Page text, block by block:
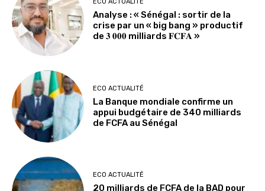
ECO ACTUALITÉ
Analyse : « Sénégal : sortir de la
crise par un « big bang » productif
de 𝟑 𝟎𝟎𝟎 milliards 𝐅𝐂𝐅𝐀 »
ECO ACTUALITÉ
La Banque mondiale confirme un
appui budgétaire de 340 milliards
de FCFA au Sénégal
ECO ACTUALITÉ
20 milliards de FCFA de la BAD pour